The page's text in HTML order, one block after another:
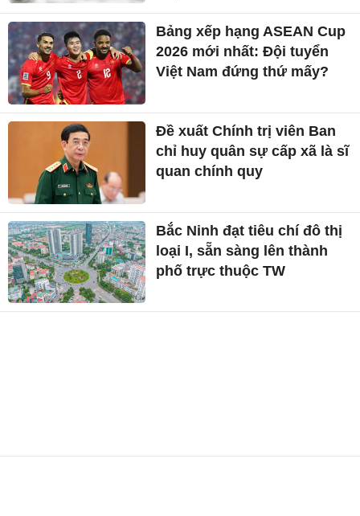
Bảng xếp hạng ASEAN Cup
2026 mới nhất: Đội tuyển
Việt Nam đứng thứ mấy?
Đề xuất Chính trị viên Ban
chỉ huy quân sự cấp xã là sĩ
quan chính quy
Bắc Ninh đạt tiêu chí đô thị
loại I, sẵn sàng lên thành
phố trực thuộc TW